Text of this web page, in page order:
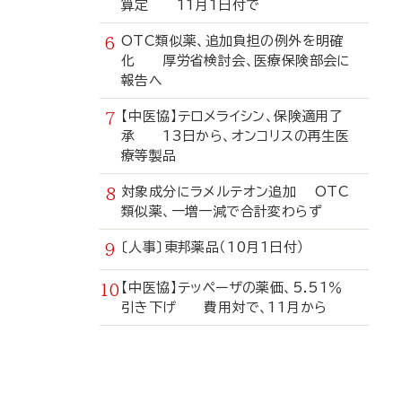
算定 11月1日付で
OTC類似薬、追加負担の例外を明確
化 厚労省検討会、医療保険部会に
報告へ
【中医協】テロメライシン、保険適用了
承 13日から、オンコリスの再生医
療等製品
対象成分にラメルテオン追加 OTC
類似薬、一増一減で合計変わらず
〔人事〕東邦薬品（10月1日付）
【中医協】テッペーザの薬価、5.51％
引き下げ 費用対で、11月から